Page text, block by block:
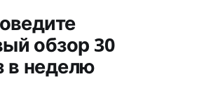
обзор 30
в неделю